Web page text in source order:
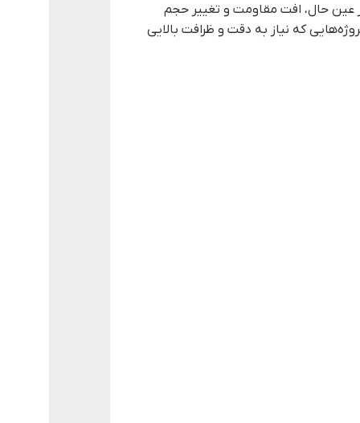
عین حال، افت مقاومت و تغییر حجم
که نیاز به دقت و ظرافت بالایی